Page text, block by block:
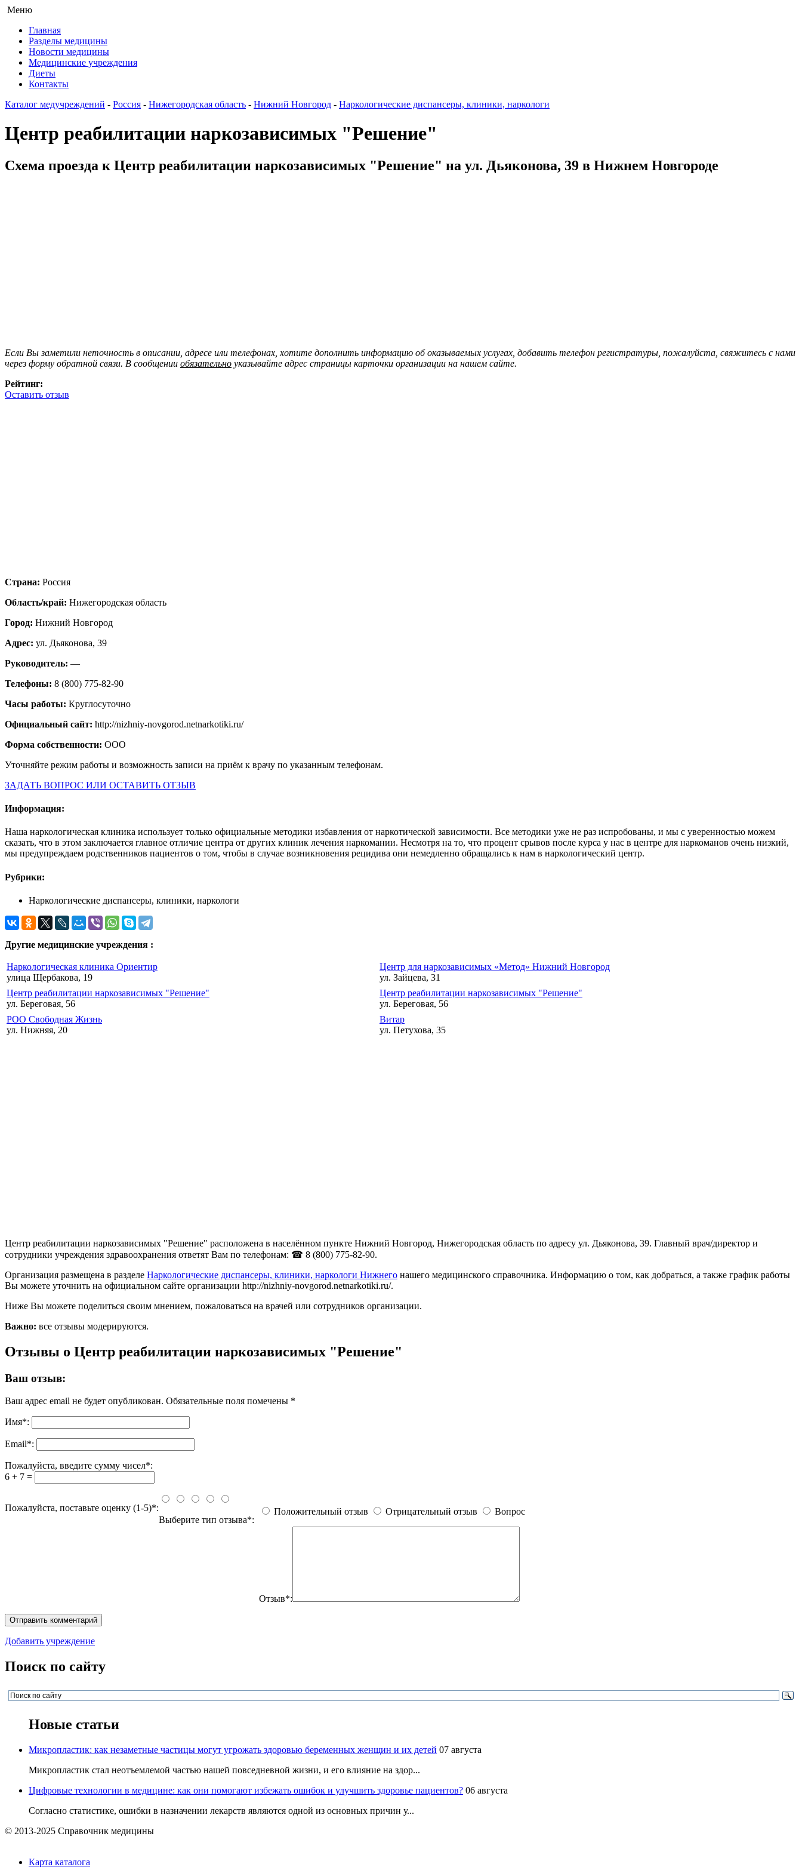
Меню
Главная
Разделы медицины
Новости медицины
Медицинские учреждения
Диеты
Контакты
Каталог медучреждений - Россия - Нижегородская область - Нижний Новгород - Наркологические диспансеры, клиники, наркологи
Центр реабилитации наркозависимых "Решение"
Схема проезда к Центр реабилитации наркозависимых "Решение" на ул. Дьяконова, 39 в Нижнем Новгороде
Если Вы заметили неточность в описании, адресе или телефонах, хотите дополнить информацию об оказываемых услугах, добавить телефон регистратуры, пожалуйста, свяжитесь с нами
через форму обратной связи. В сообщении обязательно указывайте адрес страницы карточки организации на нашем сайте.
Рейтинг:
Оставить отзыв
Страна: Россия
Область/край: Нижегородская область
Город: Нижний Новгород
Адрес: ул. Дьяконова, 39
Руководитель: —
Телефоны: 8 (800) 775-82-90
Часы работы: Круглосуточно
Официальный сайт: http://nizhniy-novgorod.netnarkotiki.ru/
Форма собственности: ООО
Уточняйте режим работы и возможность записи на приём к врачу по указанным телефонам.
ЗАДАТЬ ВОПРОС ИЛИ ОСТАВИТЬ ОТЗЫВ
Информация:
Наша наркологическая клиника использует только официальные методики избавления от наркотической зависимости. Все методики уже не раз испробованы, и мы с уверенностью можем
сказать, что в этом заключается главное отличие центра от других клиник лечения наркомании. Несмотря на то, что процент срывов после курса у нас в центре для наркоманов очень низкий,
мы предупреждаем родственников пациентов о том, чтобы в случае возникновения рецидива они немедленно обращались к нам в наркологический центр.
Рубрики:
Наркологические диспансеры, клиники, наркологи
Другие медицинские учреждения :
Наркологическая клиника Ориентир
улица Щербакова, 19
Центр для наркозависимых «Метод» Нижний Новгород
ул. Зайцева, 31
Центр реабилитации наркозависимых "Решение"
ул. Береговая, 56
Центр реабилитации наркозависимых "Решение"
ул. Береговая, 56
РОО Свободная Жизнь
ул. Нижняя, 20
Витар
ул. Петухова, 35
Центр реабилитации наркозависимых "Решение" расположена в населённом пункте Нижний Новгород, Нижегородская область по адресу ул. Дьяконова, 39. Главный врач/директор и
сотрудники учреждения здравоохранения ответят Вам по телефонам: ☎ 8 (800) 775-82-90.
Организация размещена в разделе Наркологические диспансеры, клиники, наркологи Нижнего нашего медицинского справочника. Информацию о том, как добраться, а также график работы
Вы можете уточнить на официальном сайте организации http://nizhniy-novgorod.netnarkotiki.ru/.
Ниже Вы можете поделиться своим мнением, пожаловаться на врачей или сотрудников организации.
Важно: все отзывы модерируются.
Отзывы о Центр реабилитации наркозависимых "Решение"
Ваш отзыв:
Ваш адрес email не будет опубликован. Обязательные поля помечены *
Имя*:
Email*:
Пожалуйста, введите сумму чисел*:
6 + 7 =
Пожалуйста, поставьте оценку (1-5)*:
Выберите тип отзыва*:
Положительный отзыв Отрицательный отзыв Вопрос
Отзыв*:
Добавить учреждение
Поиск по сайту
Новые статьи
Микропластик: как незаметные частицы могут угрожать здоровью беременных женщин и их детей 07 августа
Микропластик стал неотъемлемой частью нашей повседневной жизни, и его влияние на здор...
Цифровые технологии в медицине: как они помогают избежать ошибок и улучшить здоровье пациентов? 06 августа
Согласно статистике, ошибки в назначении лекарств являются одной из основных причин у...
© 2013-2025 Справочник медицины
Карта каталога